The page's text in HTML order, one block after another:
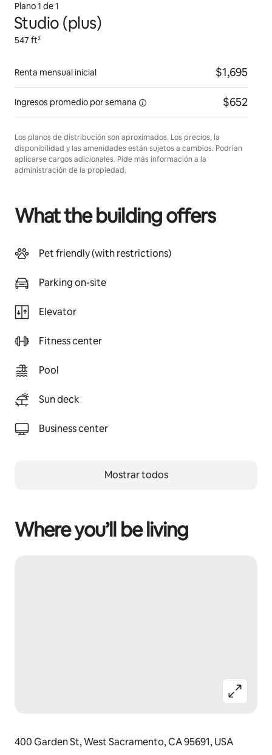
Plano 1 de 1
Studio (plus)
547 ft²
Renta mensual inicial $1,695
Ingresos promedio porsemana $652
Los planos de distribución son aproximados. Los precios, la
disponibilidad y las amenidades están sujetos a cambios. Podrían
aplicarse cargos adicionales. Pide más información a la
administración de la propiedad.
What the building offers
Pet friendly (with restrictions)
Parking on-site
Elevator
Fitness center
Pool
Sun deck
Business center
Mostrar todos
Where you’ll be living
400 Garden St, West Sacramento, CA 95691, USA